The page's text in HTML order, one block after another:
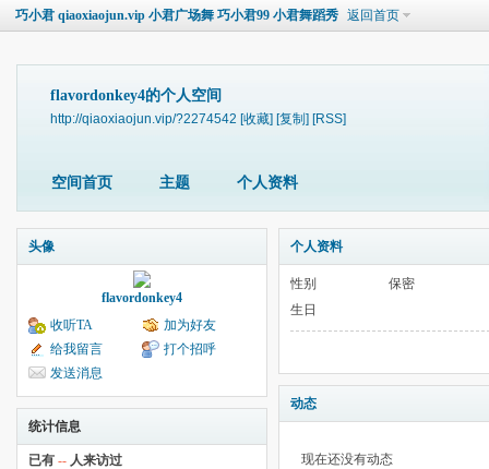
巧小君 qiaoxiaojun.vip 小君广场舞 巧小君99 小君舞蹈秀 返回首页
flavordonkey4的个人空间
http://qiaoxiaojun.vip/?2274542 [收藏] [复制] [RSS]
空间首页 主题 个人资料
头像
flavordonkey4
收听TA
加为好友
给我留言
打个招呼
发送消息
统计信息
已有 -- 人来访过
个人资料
性别
保密
生日
动态
现在还没有动态